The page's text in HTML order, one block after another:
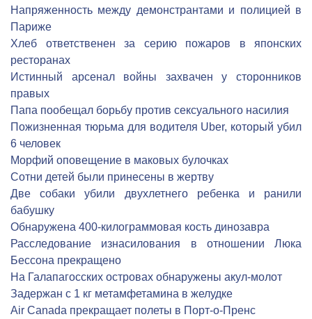
Напряженность между демонстрантами и полицией в
Париже
Хлеб ответственен за серию пожаров в японских
ресторанах
Истинный арсенал войны захвачен у сторонников
правых
Папа пообещал борьбу против сексуального насилия
Пожизненная тюрьма для водителя Uber, который убил
6 человек
Морфий оповещение в маковых булочках
Сотни детей были принесены в жертву
Две собаки убили двухлетнего ребенка и ранили
бабушку
Обнаружена 400-килограммовая кость динозавра
Расследование изнасилования в отношении Люка
Бессона прекращено
На Галапагосских островах обнаружены акул-молот
Задержан с 1 кг метамфетамина в желудке
Air Canada прекращает полеты в Порт-о-Пренс